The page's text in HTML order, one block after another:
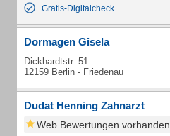
Gratis-Digitalcheck
Dormagen Gisela
Dickhardtstr. 51
12159 Berlin - Friedenau
Dudat Henning Zahnarzt
Web Bewertungen vorhanden